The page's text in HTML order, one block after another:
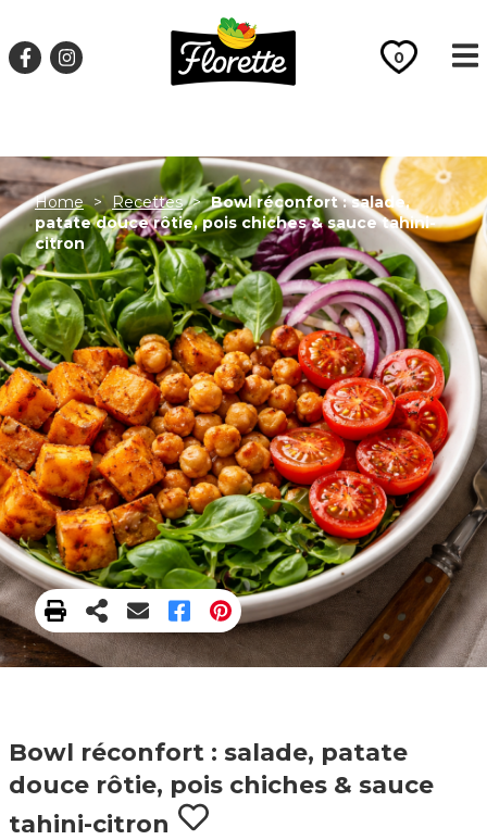
0
Home > Recettes > Bowl réconfort : salade,
patate douce rôtie, pois chiches & sauce tahini-
citron
Bowl réconfort : salade, patate
douce rôtie, pois chiches & sauce
tahini-citron